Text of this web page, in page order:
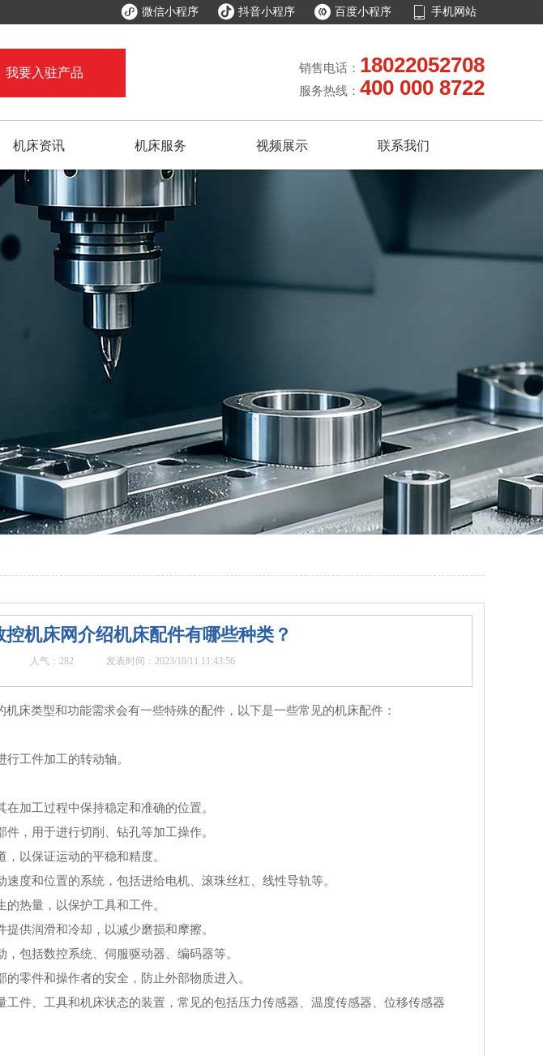
 微信小程序  抖音小程序  百度小程序  手机网站
我要入驻产品 销售电话： 18022052708
服务热线： 400 000 8722
机床资讯 机床服务 视频展示 联系我们
控机床网介绍机床配件有哪些种类？
人气： 282 发表时间：2023/10/11 11:43:56
床类型和功能需求会有一些特殊的配件，以下是一些常见的机床配件：
工件加工的转动轴。
加工过程中保持稳定和准确的位置。
，用于进行切削、钻孔等加工操作。
以保证运动的平稳和精度。
度和位置的系统，包括进给电机、滚珠丝杠、线性导轨等。
热量，以保护工具和工件。
供润滑和冷却，以减少磨损和摩擦。
包括数控系统、伺服驱动器、编码器等。
零件和操作者的安全，防止外部物质进入。
工件、工具和机床状态的装置，常见的包括压力传感器、温度传感器、位移传感器